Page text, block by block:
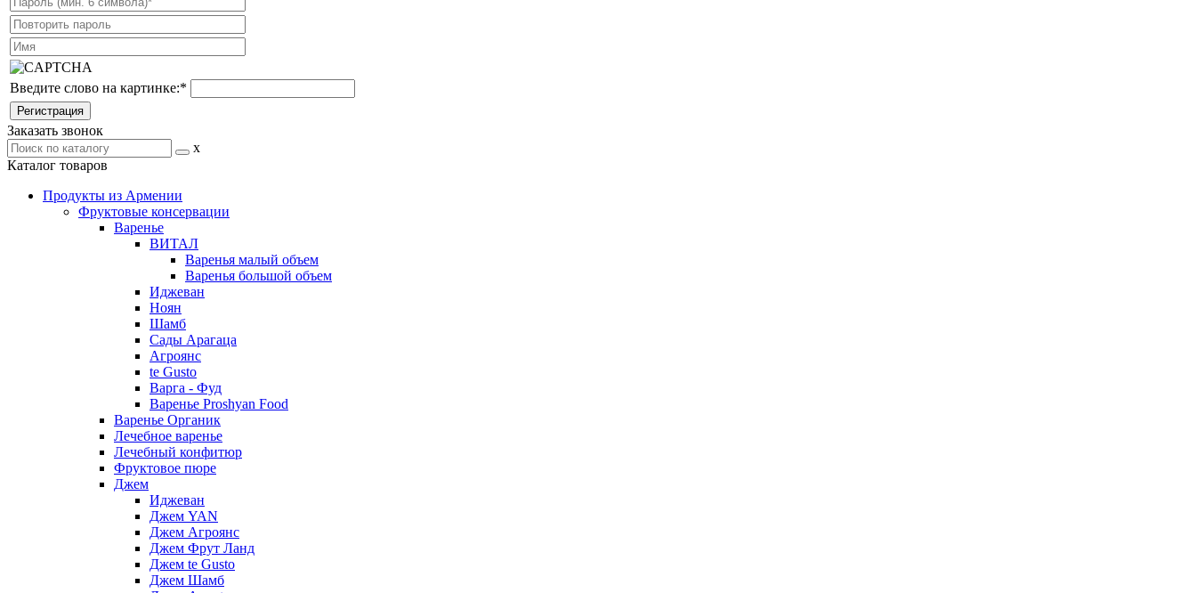
Введите слово на картинке:*
Заказать звонок
x
Каталог товаров
Продукты из Армении
Фруктовые консервации
Варенье
ВИТАЛ
Варенья малый объем
Варенья большой объем
Иджеван
Ноян
Шамб
Сады Арагаца
Агроянс
te Gusto
Варга - Фуд
Варенье Proshyan Food
Варенье Органик
Лечебное варенье
Лечебный конфитюр
Фруктовое пюре
Джем
Иджеван
Джем YAN
Джем Агроянс
Джем Фрут Ланд
Джем te Gusto
Джем Шамб